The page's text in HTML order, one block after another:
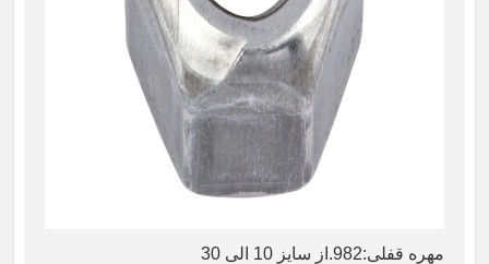
مهره قفلی:982.از سایز 10 الی 30